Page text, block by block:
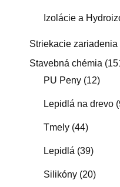
Izolácie a
Striekacie
Stavebná chémia
PU Peny (12)
Lepidlá na drevo
Tmely (44)
Lepidlá (39)
Silikóny (20)